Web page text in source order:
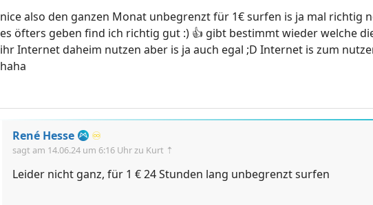
nice also den ganzen Monat unbegrenzt für 1€ surfen is ja mal richtig
es öfters geben find ich richtig gut :) 👍 gibt bestimmt wieder welche
ihr Internet daheim nutzen aber is ja auch egal ;D Internet is zum
haha
René Hesse ♾️
sagt am 14.06.24 um 6:16 Uhrzu Kurt ⇡
Leider nicht ganz, für 1 € 24 Stunden lang unbegrenzt surfen